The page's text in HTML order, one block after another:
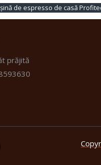
de espresso de casă
prăjită